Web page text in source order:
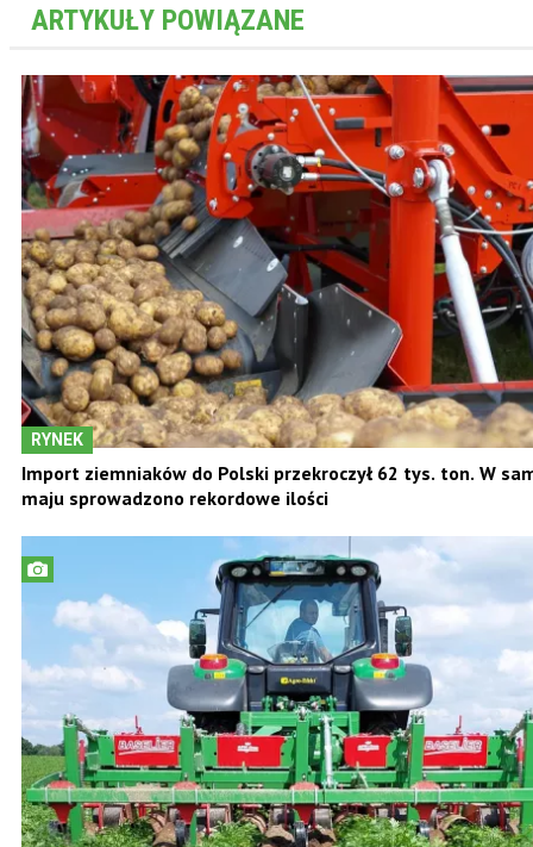
ARTYKUŁY POWIĄZANE
RYNEK
Import ziemniaków do Polski przekroczył 62 tys. ton. W
maju sprowadzono rekordowe ilości